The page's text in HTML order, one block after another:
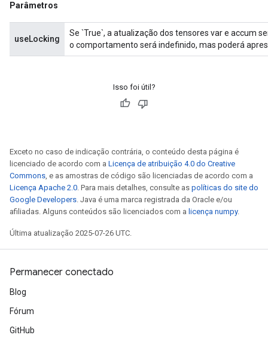
Parâmetros
useLocking
Se `True`, a atualização dos tensores var e accum
o comportamento será indefinido, mas poderá
Isso foi útil?
Exceto no caso de indicação contrária, o conteúdo desta página é
licenciado de acordo com a Licença de atribuição 4.0 do Creative
Commons, e as amostras de código são licenciadas de acordo com a
Licença Apache 2.0. Para mais detalhes, consulte as políticas do site do
Google Developers. Java é uma marca registrada da Oracle e/ou
afiliadas. Alguns conteúdos são licenciados com a licença numpy.
Última atualização 2025-07-26 UTC.
Permanecer conectado
Blog
Fórum
GitHub